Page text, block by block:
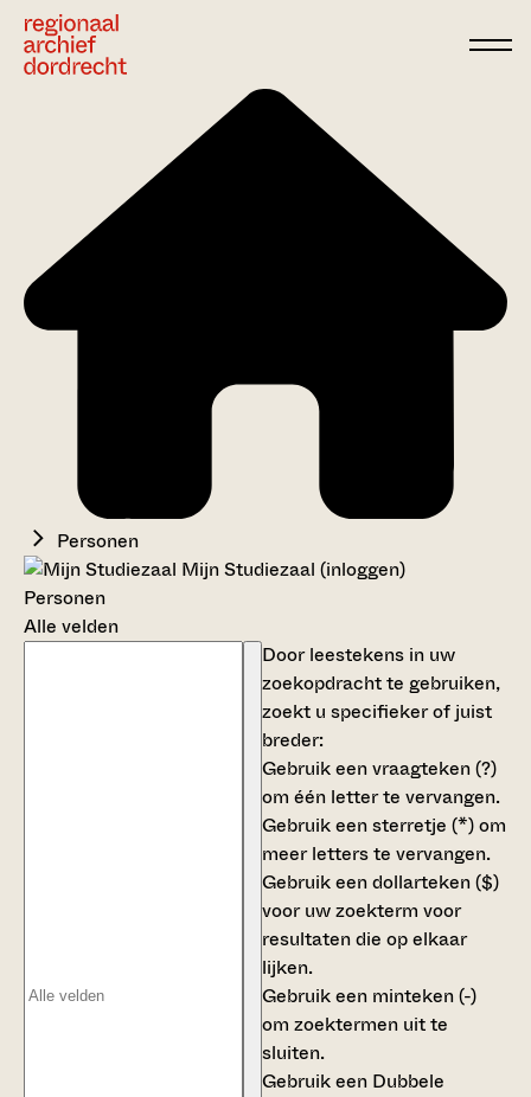
Personen
Mijn Studiezaal (inloggen)
Personen
Alle velden
Door leestekens in uw
zoekopdracht te gebruiken,
zoekt u specifieker of juist
breder:
Gebruik eenvraagteken (?)
om één letter te vervangen.
Gebruik eensterretje (*)om
meer letters te vervangen.
Gebruik eendollarteken ($)
voor uw zoekterm voor
resultaten die op elkaar
lijken.
Gebruik een minteken (-)
om zoektermen uit te
sluiten.
Gebruik een Dubbele